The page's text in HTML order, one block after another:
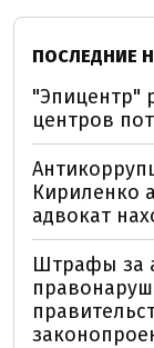
ПОСЛЕДНИЕ
"Эпицентр"
центров
Кириленко
адвокат
Штрафы за